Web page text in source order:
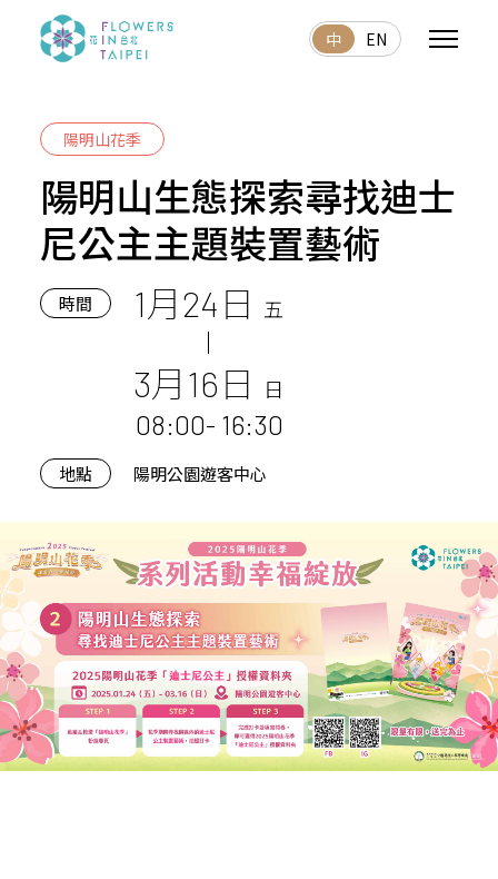
中 EN
陽明山花季
陽明山生態探索尋找迪士
尼公主主題裝置藝術
時間 1月24日 五
3月16日 日
08:00- 16:30
地點 陽明公園遊客中心